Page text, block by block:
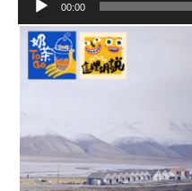
播
器
00:00